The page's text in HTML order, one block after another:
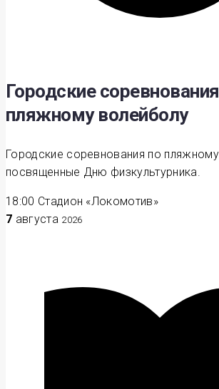
Городские
пляжному волейболу
Городские соревнования по
посвященные Дню физкультурника.
18:00 Стадион «Локомотив»
7 августа 2026